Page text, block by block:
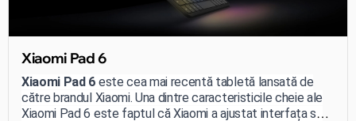
Xiaomi Pad 6
Xiaomi Pad 6 este cea mai recentă tabletă lansată de
către brandul Xiaomi. Una dintre caracteristicile cheie ale
Xiaomi Pad 6 este faptul că Xiaomi a ajustat interfața sa